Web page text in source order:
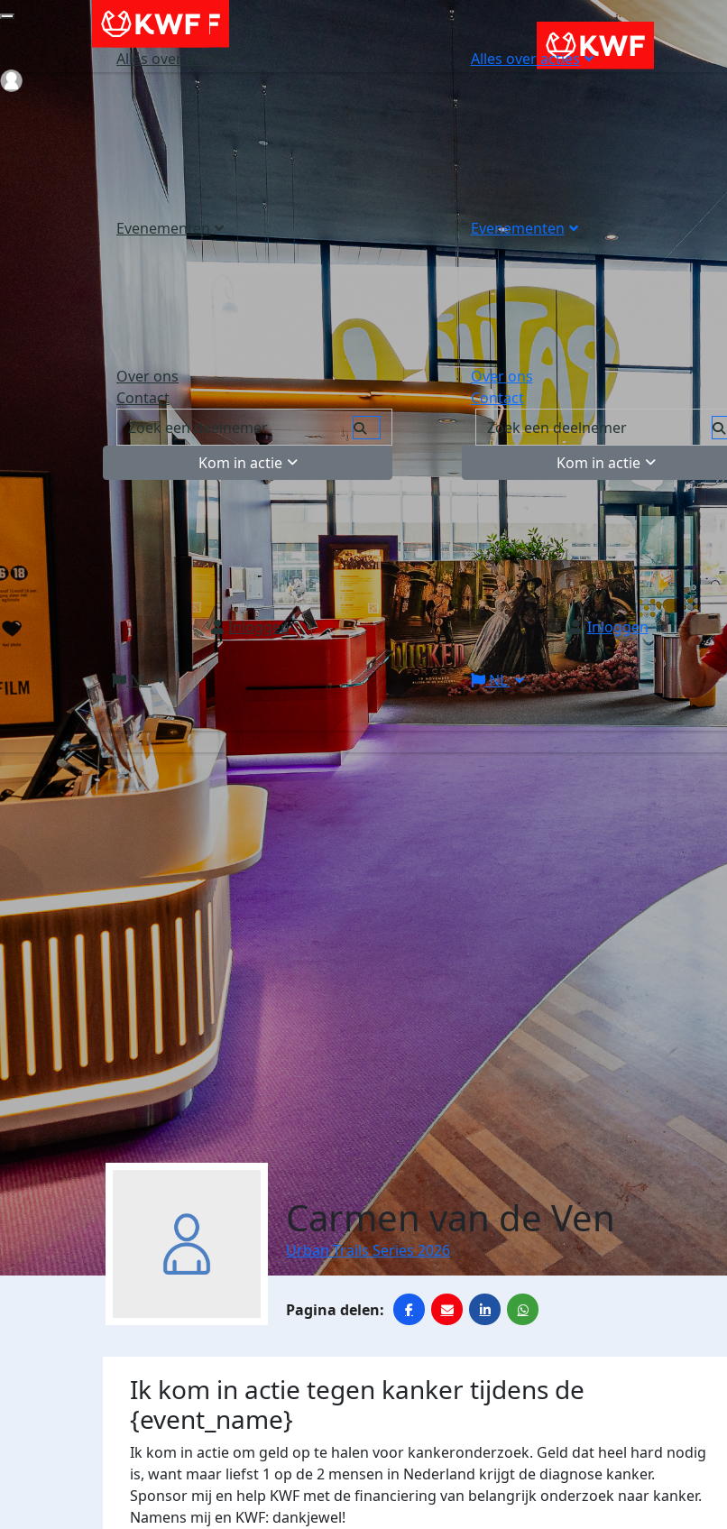
Alles over acties
Evenementen
Over ons
Contact
Kom in actie
Inloggen
NL
Alles over acties
Evenementen
Over ons
Contact
Kom in actie
Inloggen
NL
Login
Carmen van de Ven
Urban Trails Series 2026
Ik kom in actie tegen kanker tijdens de
{event_name}
Ik kom in actie om geld op te halen voor kankeronderzoek. Geld dat heel hard nodig
is, want maar liefst 1 op de 2 mensen in Nederland krijgt de diagnose kanker.
Sponsor mij en help KWF met de financiering van belangrijk onderzoek naar kanker.
Namens mij en KWF: dankjewel!